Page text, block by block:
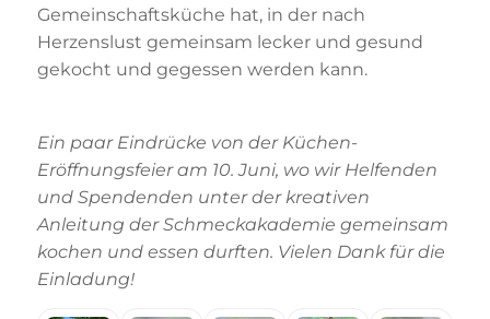
Gemeinschaftsküche hat, in der nach
Herzenslust gemeinsam lecker und gesund
gekocht und gegessen werden kann.
Ein paar Eindrücke von der Küchen-
Eröffnungsfeier am 10. Juni, wo wir Helfenden
und Spendenden unter der kreativen
Anleitung der Schmeckakademie gemeinsam
kochen und essen durften. Vielen Dank für die
Einladung!